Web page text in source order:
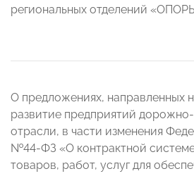
региональных отделений
О предложениях, направленных
развитие предприятий
отрасли, в части изменения
№44-ФЗ «О контрактной
товаров, работ, услуг для